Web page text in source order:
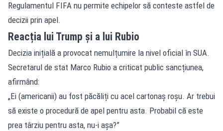
Regulamentul FIFA nu permite echipelor să conteste astfel de
decizii prin apel.
Reacția lui Trump și a lui Rubio
Decizia inițială a provocat nemulțumire la nivel oficial în SUA.
Secretarul de stat Marco Rubio a criticat public sancțiunea,
afirmând:
„Ei (americanii) au fost păcăliți cu acel cartonaș roșu. Ar trebui
să existe o procedură de apel pentru asta. Probabil că este
prea târziu pentru asta, nu-i așa?”